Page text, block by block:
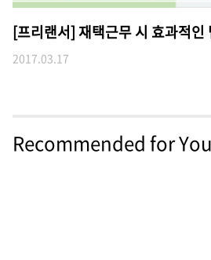
[프리랜서] 재택근무 시 효과적인
2017.03.17
Recommended for You